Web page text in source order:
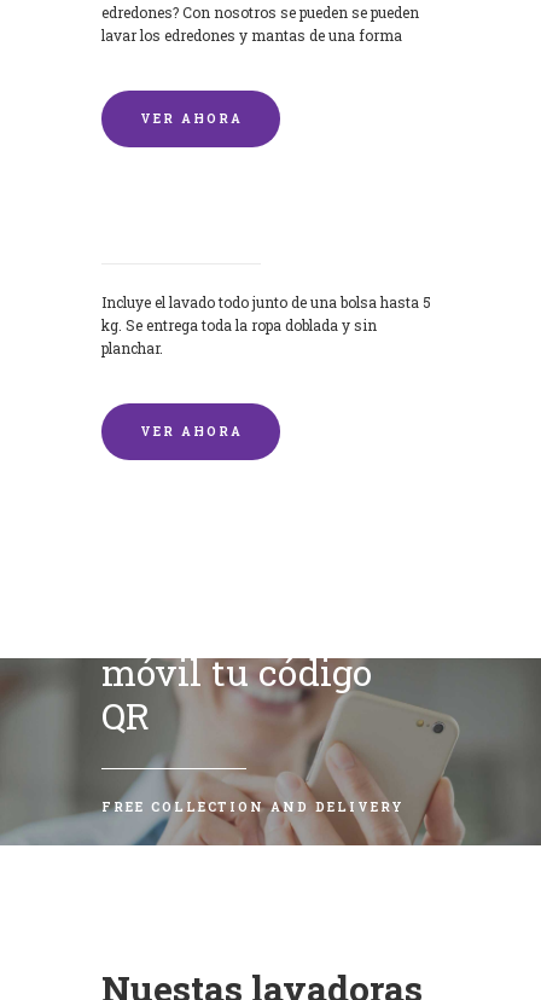
edredones? Con nosotros se pueden se pueden
lavar los edredones y mantas de una forma
VER AHORA
Incluye el lavado todo junto de una bolsa hasta 5
kg. Se entrega toda la ropa doblada y sin
planchar.
VER AHORA
móvil tu código
QR
FREE COLLECTION AND DELIVERY
Nuestas lavadoras